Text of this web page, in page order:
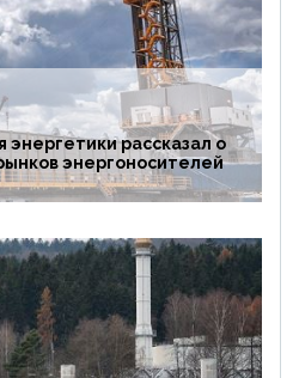
энергетики рассказал о
энергоносителей